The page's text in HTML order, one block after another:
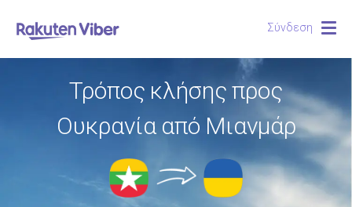
Σύνδεση
Τρόπος κλήσης προς
Ουκρανία από Μιανμάρ